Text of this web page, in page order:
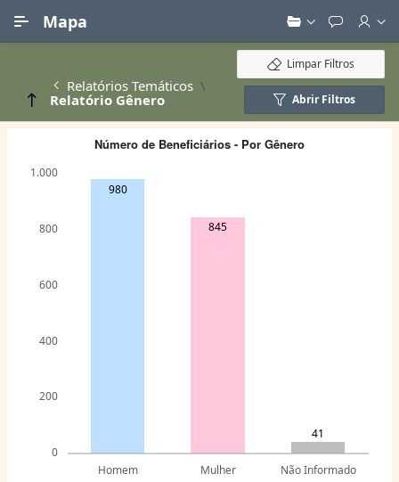
Mapa
Relatórios Temáticos
Relatório Gênero
Limpar Filtros
Abrir Filtros
980
845
41
Número de Beneficiários - Por Gênero
0
200
400
600
800
1.000
Homem Mulher Não Informado